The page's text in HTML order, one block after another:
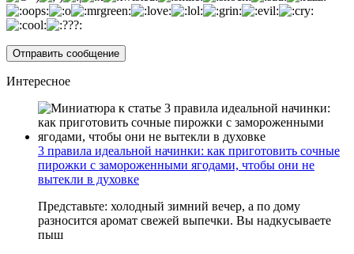
Интересное
3 правила идеальной начинки: как приготовить сочные
пирожки с замороженными ягодами, чтобы они не
вытекли в духовке
Представьте: холодный зимний вечер, а по дому
разносится аромат свежей выпечки. Вы надкусываете
пыш